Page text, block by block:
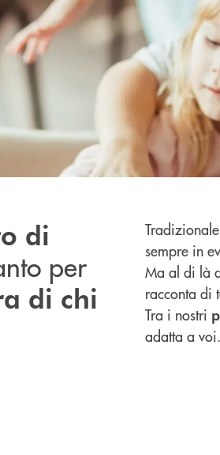
di
per
di chi
sempre in
Ma al di là
racconta di
Tra i nostri
adatta a voi.